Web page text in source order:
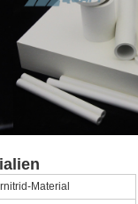
Material